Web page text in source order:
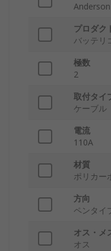
プロダク
バッテリ
極数
2
取付タイ
ケーブル
電流
110A
材質
ポリカー
方向
ペンタイ
オス・メ
オス